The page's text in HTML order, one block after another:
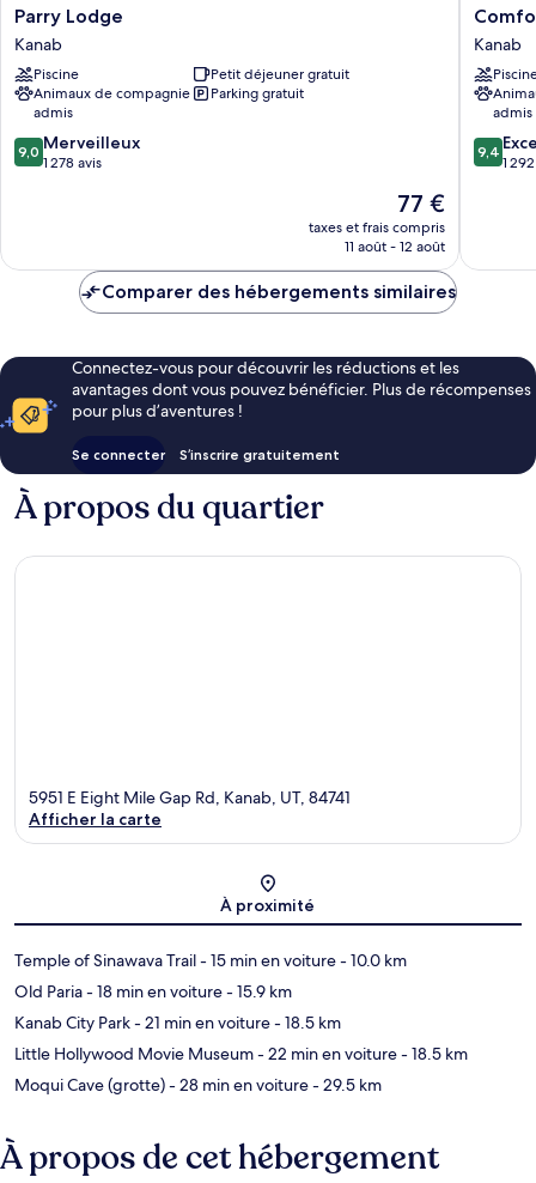
Parry
Lodge
Kanab
Parry Lodge
Kanab
Piscine
Petit déjeuner gratuit
Animaux de compagnie
admis
Parking gratuit
9.0
sur
9,0 Merveilleux
1 278 avis
Le
nouveau
prix
de
77 €
taxes et frais compris
11 août - 12 août
Comfort
Suites
Kanab
National
Park
Area
Kanab
Kanab
admis
9.4
sur
9,4
1
Comparer des hébergements similaires
Connectez-vous pour découvrir les réductions et les
avantages dont vous pouvez bénéficier. Plus de récompenses
pour plus d’aventures !
Se connecter S’inscrire gratuitement
À propos du quartier
Carte
5951 E Eight Mile Gap Rd, Kanab, UT, 84741
Afficher la carte
À proximité
Temple of Sinawava Trail- 15 min en voiture- 10.0 km
Old Paria- 18 min en voiture- 15.9 km
Kanab City Park- 21 min en voiture- 18.5 km
Little Hollywood Movie Museum- 22 min en voiture- 18.5 km
Moqui Cave (grotte)- 28 min en voiture- 29.5 km
À propos de cet hébergement